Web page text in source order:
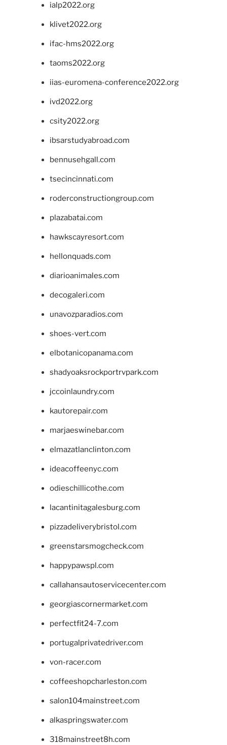
ialp2022.org
klivet2022.org
ifac-hms2022.org
taoms2022.org
iias-euromena-conference2022.org
ivd2022.org
csity2022.org
ibsarstudyabroad.com
bennusehgall.com
tsecincinnati.com
roderconstructiongroup.com
plazabatai.com
hawkscayresort.com
hellonquads.com
diarioanimales.com
decogaleri.com
unavozparadios.com
shoes-vert.com
elbotanicopanama.com
shadyoaksrockportrvpark.com
jccoinlaundry.com
kautorepair.com
marjaeswinebar.com
elmazatlanclinton.com
ideacoffeenyc.com
odieschillicothe.com
lacantinitagalesburg.com
pizzadeliverybristol.com
greenstarsmogcheck.com
happypawspl.com
callahansautoservicecenter.com
georgiascornermarket.com
perfectfit24-7.com
portugalprivatedriver.com
von-racer.com
coffeeshopcharleston.com
salon104mainstreet.com
alkaspringswater.com
318mainstreet8h.com